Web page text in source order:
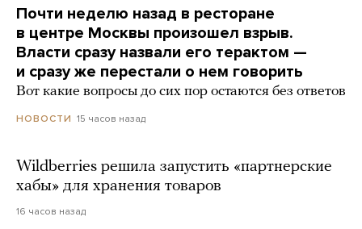
Почти неделю назад в ресторане
в центре Москвы произошел взрыв.
Власти сразу назвали его терактом —
и сразу же перестали о нем говорить
Вот какие вопросы до сих пор остаются без ответов
НОВОСТИ 15 часов назад
Wildberries решила запустить «партнерские
хабы» для хранения товаров
16 часов назад